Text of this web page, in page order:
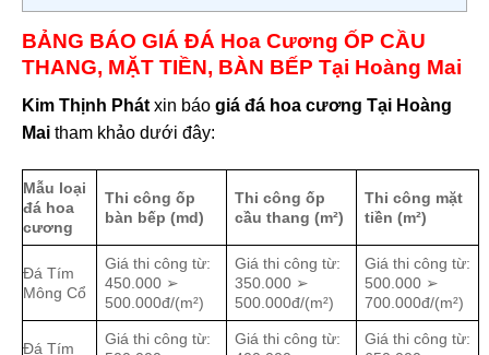
BẢNG BÁO GIÁ ĐÁ Hoa Cương ỐP CẦU
THANG, MẶT TIỀN, BÀN BẾP Tại Hoàng Mai
Kim Thịnh Phát xin báo giá đá hoa cương Tại Hoàng
Mai tham khảo dưới đây:
Mẫu loại
đá hoa
cương
Thi công ốp
bàn bếp (md)
Thi công ốp
cầu thang (m²)
Thi công mặt
tiền (m²)
Đá Tím
Mông Cổ
Giá thi công từ:
450.000 ➢
500.000đ/(m²)
Giá thi công từ:
350.000 ➢
500.000đ/(m²)
Giá thi công từ:
500.000 ➢
700.000đ/(m²)
Đá Tím
Giá thi công từ:
Giá thi công từ:
Giá thi công từ: